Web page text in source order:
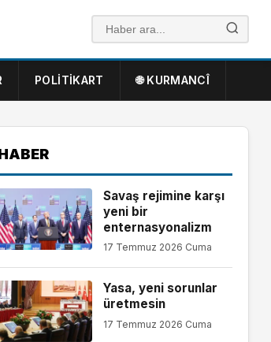
POLITIKART 🌐 KURMANCÎ
Savaş rejimine karşı
yeni bir
enternasyonalizm
17 Temmuz 2026 Cuma
Yasa, yeni sorunlar
üretmesin
17 Temmuz 2026 Cuma